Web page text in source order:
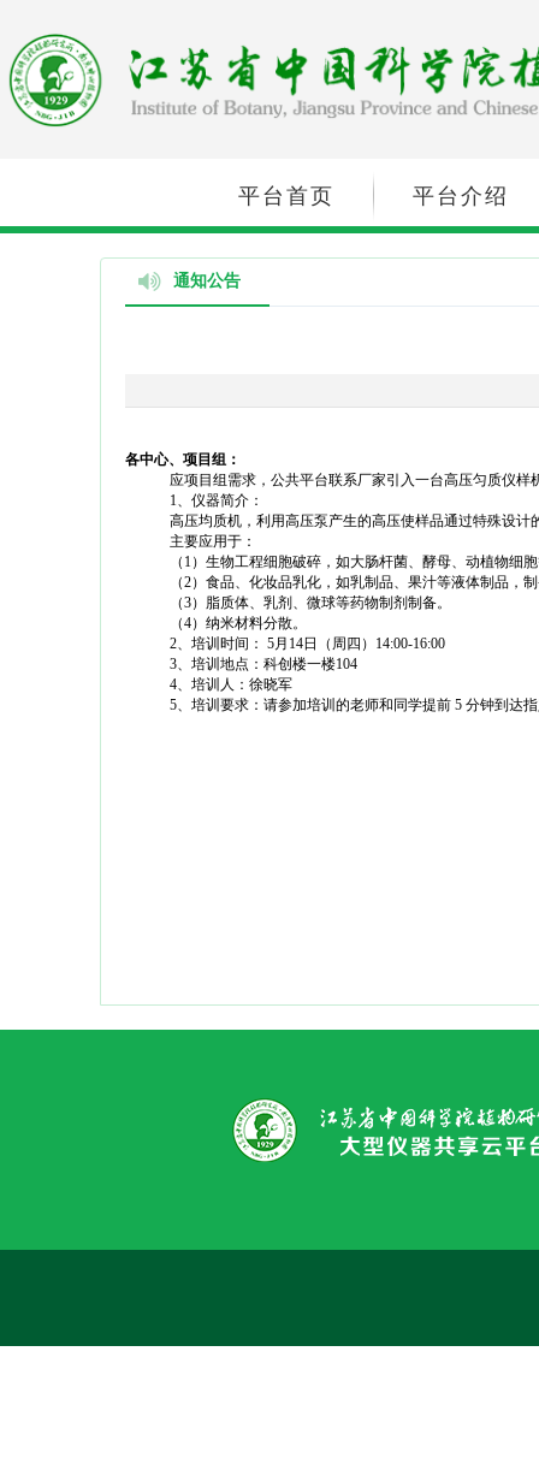
平台首页 平台介绍
通知公告
各中心、项目组：
应项目组需求，公共平台联系厂家引入一台高压匀质仪
1、仪器简介：
高压均质机，利用高压泵产生的高压使样品通过特殊设
主要应用于：
（ 1）生物工程细胞破碎，如大肠杆菌、酵母、动植物细
（2）食品、化妆品乳化，如乳制品、果汁等液体制品，
（3）脂质体、乳剂、微球等药物制剂制备。
（4）纳米材料分散。
2、培训时间：5月 14日（周四） 14:00-16:00
3、培训地点：科创楼一楼104
4、培训人：徐晓军
5、培训要求：请参加培训的老师和 同学提前 5分钟到达